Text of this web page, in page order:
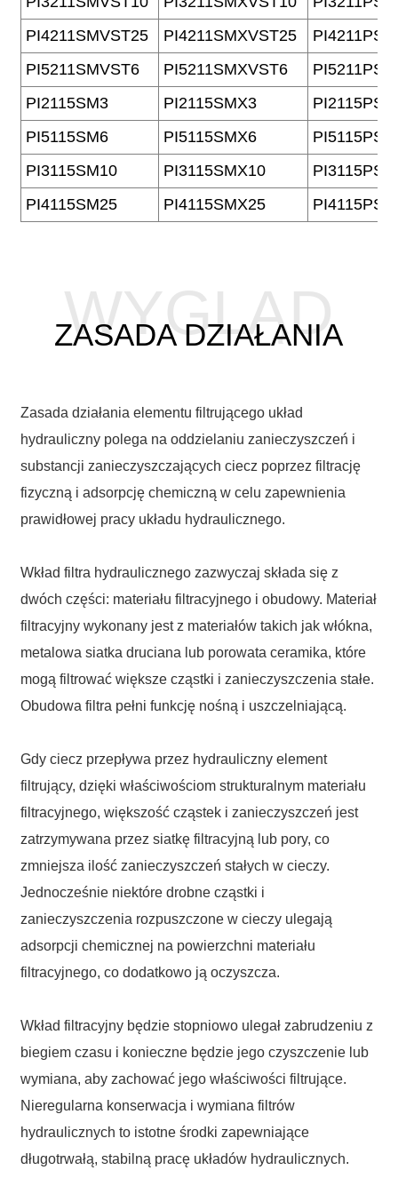
PI4211SMVST25
PI4211SMXVST25
PI5211SMVST6
PI5211SMXVST6
PI2115SM3
PI2115SMX3
PI2115PS3
PI5115SM6
PI5115SMX6
PI5115PS6
PI3115SM10
PI3115SMX10
PI4115SM25
PI4115SMX25
ZASADA DZIAŁANIA
WYGLĄD
Zasada działania elementu filtrującego układ
hydrauliczny polega na oddzielaniu zanieczyszczeń i
substancji zanieczyszczających ciecz poprzez filtrację
fizyczną i adsorpcję chemiczną w celu zapewnienia
prawidłowej pracy układu hydraulicznego.
Wkład filtra hydraulicznego zazwyczaj składa się z
dwóch części: materiału filtracyjnego i obudowy. Materiał
filtracyjny wykonany jest z materiałów takich jak włókna,
metalowa siatka druciana lub porowata ceramika, które
mogą filtrować większe cząstki i zanieczyszczenia stałe.
Obudowa filtra pełni funkcję nośną i uszczelniającą.
Gdy ciecz przepływa przez hydrauliczny element
filtrujący, dzięki właściwościom strukturalnym materiału
filtracyjnego, większość cząstek i zanieczyszczeń jest
zatrzymywana przez siatkę filtracyjną lub pory, co
zmniejsza ilość zanieczyszczeń stałych w cieczy.
Jednocześnie niektóre drobne cząstki i
zanieczyszczenia rozpuszczone w cieczy ulegają
adsorpcji chemicznej na powierzchni materiału
filtracyjnego, co dodatkowo ją oczyszcza.
Wkład filtracyjny będzie stopniowo ulegał zabrudzeniu z
biegiem czasu i konieczne będzie jego czyszczenie lub
wymiana, aby zachować jego właściwości filtrujące.
Nieregularna konserwacja i wymiana filtrów
hydraulicznych to istotne środki zapewniające
długotrwałą, stabilną pracę układów hydraulicznych.